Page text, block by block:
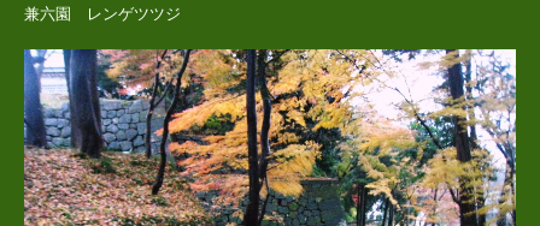
兼六園 レンゲツツジ